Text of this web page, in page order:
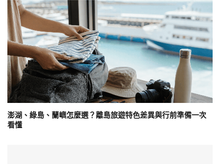
澎湖、綠島、蘭嶼怎麼選？離島旅遊特色差異與行前準備一次
看懂